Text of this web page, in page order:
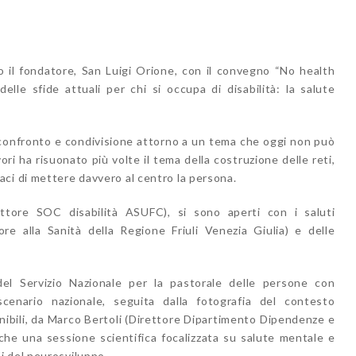
fondatore, San Luigi Orione, con il convegno “No health
sfide attuali per chi si occupa di disabilità: la salute
e condivisione attorno a un tema che oggi non può
ha risuonato più volte il tema della costruzione delle reti,
di mettere davvero al centro la persona.
SOC disabilità ASUFC), si sono aperti con i saluti
alla Sanità della Regione Friuli Venezia Giulia) e delle
Servizio Nazionale per la pastorale delle persone con
nazionale, seguita dalla fotografia del contesto
da Marco Bertoli (Direttore Dipartimento Dipendenze e
una sessione scientifica focalizzata su salute mentale e